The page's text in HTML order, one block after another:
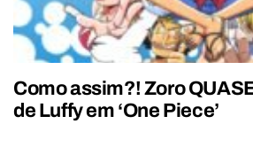
Como assim?! Zoro
de Luffy em ‘One Piece’